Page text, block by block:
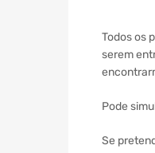
Todos os
serem
Pode
Se